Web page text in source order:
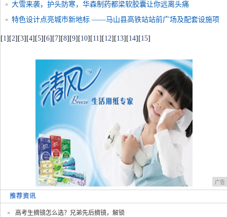
大雪来袭，护头防寒，华森制药都梁软胶囊让你远离头痛
特色设计点亮城市新地标 ——马山县高铁站站前广场及配套设施项
目建设稳步推进
[1] [2] [3] [4] [5] [6] [7] [8] [9] [10] [11] [12] [13] [14] [15]
广告
推荐资讯
高考生摘镜怎么选？兄弟先后摘镜，解锁